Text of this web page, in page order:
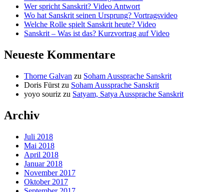
Wer spricht Sanskrit? Video Antwort
Wo hat Sanskrit seinen Ursprung? Vortragsvideo
Welche Rolle spielt Sanskrit heute? Video
Sanskrit – Was ist das? Kurzvortrag auf Video
Neueste Kommentare
Thorne Galvan zu Soham Aussprache Sanskrit
Doris Fürst zu Soham Aussprache Sanskrit
yoyo souriz zu Satyam, Satya Aussprache Sanskrit
Archiv
Juli 2018
Mai 2018
April 2018
Januar 2018
November 2017
Oktober 2017